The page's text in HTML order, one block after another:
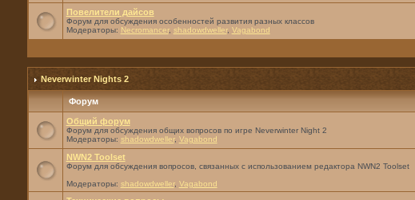
Повелители дайсов
Форум для обсуждения особенностей развития разных классов
Модераторы: Necromancer, shadowdweller, Vagabond
Neverwinter Nights 2
Форум
Общий форум
Форум для обсуждения общих вопросов по игре Neverwinter Night 2
Модераторы: shadowdweller, Vagabond
NWN2 Toolset
Форум для обсуждения вопросов, связанных с использованием редактора NWN2 Toolset
Модераторы: shadowdweller, Vagabond